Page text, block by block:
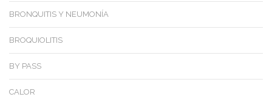
BRONQUITIS Y NEUMONÍA
BROQUIOLITIS
BY PASS
CALOR